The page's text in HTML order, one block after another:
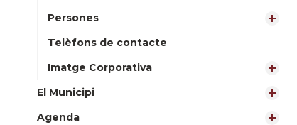
Persones
Telèfons de contacte
Imatge Corporativa
El Municipi
Agenda